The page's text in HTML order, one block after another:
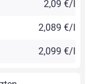
2,09 €/l
2,089 €/l
2,099 €/l